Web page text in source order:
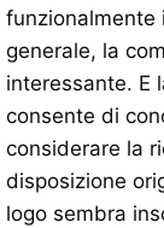
funzionalmente
generale, la
interessante. E
consente di
considerare la
disposizione
logo sembra